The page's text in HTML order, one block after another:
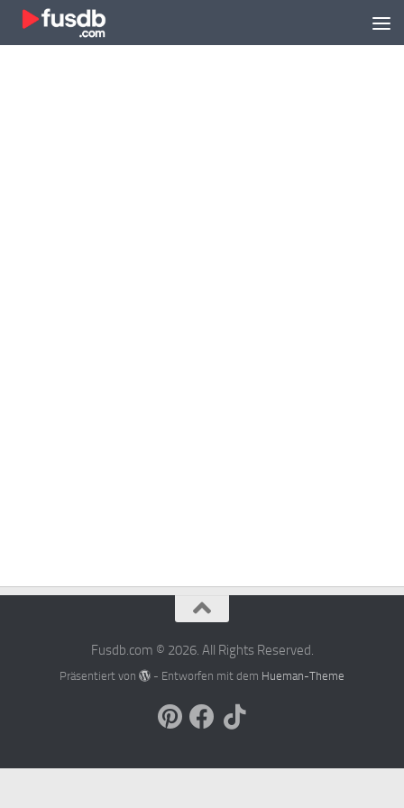
Zum Inhalt springen
Fusdb.com © 2026. All Rights Reserved.
Präsentiert von - Entworfen mit dem Hueman-Theme